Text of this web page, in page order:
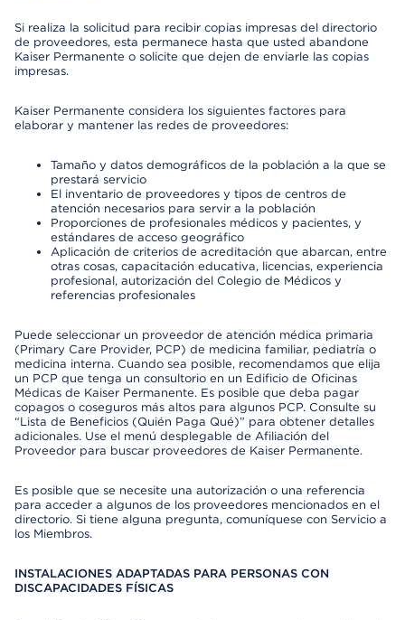
Si realiza la solicitud para recibir copias impresas del directorio
de proveedores, esta permanece hasta que usted abandone
Kaiser Permanente o solicite que dejen de enviarle las copias
impresas.
Kaiser Permanente considera los siguientes factores para
elaborar y mantener las redes de proveedores:
Tamaño y datos demográficos de la población a la que se
prestará servicio
El inventario de proveedores y tipos de centros de
atención necesarios para servir a la población
Proporciones de profesionales médicos y pacientes, y
estándares de acceso geográfico
Aplicación de criterios de acreditación que abarcan, entre
otras cosas, capacitación educativa, licencias, experiencia
profesional, autorización del Colegio de Médicos y
referencias profesionales
Puede seleccionar un proveedor de atención médica primaria
(Primary Care Provider, PCP) de medicina familiar, pediatría o
medicina interna. Cuando sea posible, recomendamos que elija
un PCP que tenga un consultorio en un Edificio de Oficinas
Médicas de Kaiser Permanente. Es posible que deba pagar
copagos o coseguros más altos para algunos PCP. Consulte su
“Lista de Beneficios (Quién Paga Qué)” para obtener detalles
adicionales. Use el menú desplegable de Afiliación del
Proveedor para buscar proveedores de Kaiser Permanente.
Es posible que se necesite una autorización o una referencia
para acceder a algunos de los proveedores mencionados en el
directorio. Si tiene alguna pregunta, comuníquese con Servicio a
los Miembros.
INSTALACIONES ADAPTADAS PARA PERSONAS CON
DISCAPACIDADES FÍSICAS